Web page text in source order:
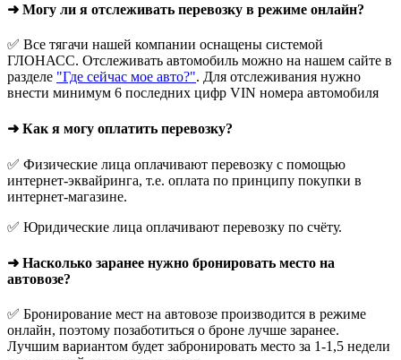
➜ Могу ли я отслеживать перевозку в режиме онлайн?
✅ Все тягачи нашей компании оснащены системой
ГЛОНАСС. Отслеживать автомобиль можно на нашем сайте в
разделе "Где сейчас мое авто?". Для отслеживания нужно
внести минимум 6 последних цифр VIN номера автомобиля
➜ Как я могу оплатить перевозку?
✅ Физические лица оплачивают перевозку с помощью
интернет-эквайринга, т.е. оплата по принципу покупки в
интернет-магазине.
✅ Юридические лица оплачивают перевозку по счёту.
➜ Насколько заранее нужно бронировать место на
автовозе?
✅ Бронирование мест на автовозе производится в режиме
онлайн, поэтому позаботиться о броне лучше заранее.
Лучшим вариантом будет забронировать место за 1-1,5 недели